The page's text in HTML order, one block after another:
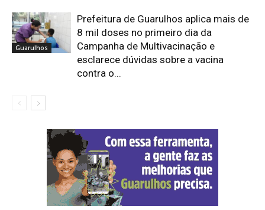
Guarulhos
Prefeitura de Guarulhos aplica mais de
8 mil doses no primeiro dia da
Campanha de Multivacinação e
esclarece dúvidas sobre a vacina
contra o...